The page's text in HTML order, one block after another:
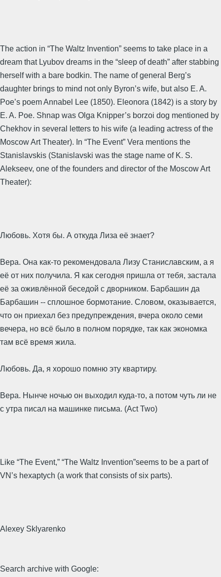
The action in “The Waltz Invention” seems to take place in a
dream that Lyubov dreams in the “sleep of death” after stabbing
herself with a bare bodkin. The name of general Berg’s
daughter brings to mind not only Byron’s wife, but also E. A.
Poe’s poem Annabel Lee (1850). Eleonora (1842) is a story by
E. A. Poe. Shnap was Olga Knipper’s borzoi dog mentioned by
Chekhov in several letters to his wife (a leading actress of the
Moscow Art Theater). In “The Event” Vera mentions the
Stanislavskis (Stanislavski was the stage name of K. S.
Alekseev, one of the founders and director of the Moscow Art
Theater):
Любовь. Хотя бы. А откуда Лиза её знает?
Вера. Она как-то рекомендовала Лизу Станиславским, а я
её от них получила. Я как сегодня пришла от тебя, застала
её за оживлённой беседой с дворником. Барбашин да
Барбашин -- сплошное бормотание. Словом, оказывается,
что он приехал без предупреждения, вчера около семи
вечера, но всё было в полном порядке, так как экономка
там всё время жила.
Любовь. Да, я хорошо помню эту квартиру.
Вера. Нынче ночью он выходил куда-то, а потом чуть ли не
с утра писал на машинке письма. (Act Two)
Like “The Event,” “The Waltz Invention”seems to be a part of
VN’s hexaptych (a work that consists of six parts).
Alexey Sklyarenko
Search archive with Google: